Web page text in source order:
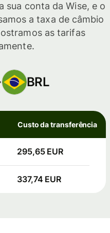
sua conta da Wise, e o
a taxa de câmbio
as tarifas
BRL
Custo da transferência
295,65 EUR
337,74 EUR